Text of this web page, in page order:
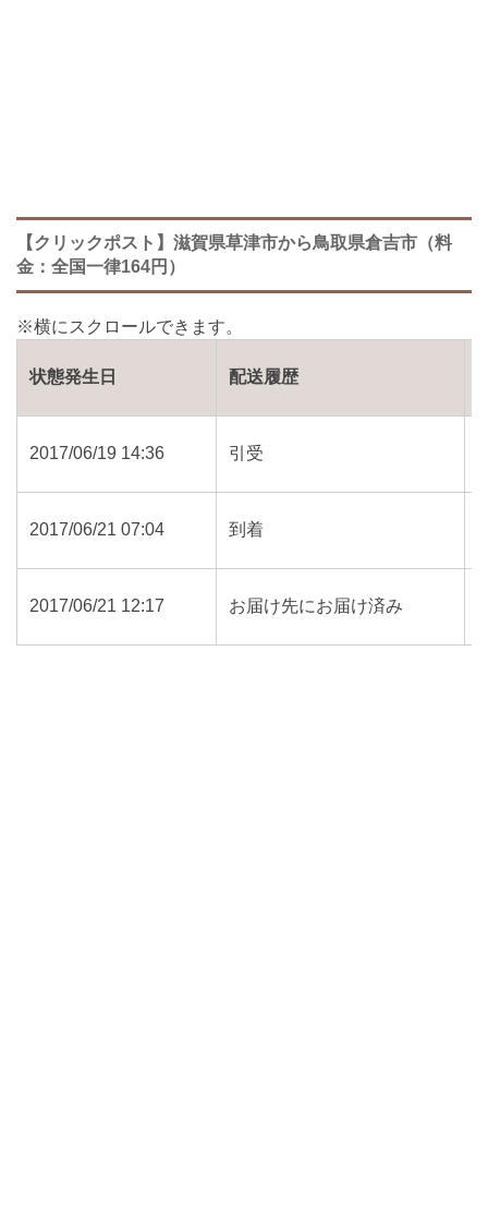
【クリックポスト】滋賀県草津市から鳥取県倉吉市（料
金：全国一律164円）
状態発生日 配送履歴
2017/06/19 14:36 引受
2017/06/21 07:04 到着
2017/06/21 12:17 お届け先にお届け済み